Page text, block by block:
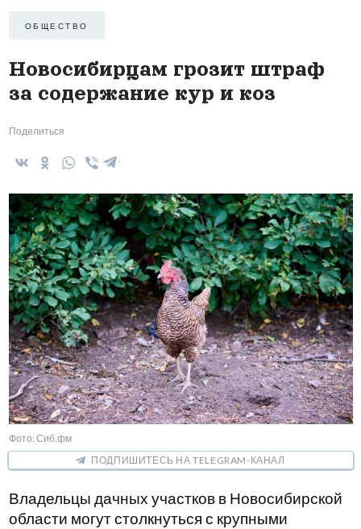
ОБЩЕСТВО
Новосибирцам грозит штраф
за содержание кур и коз
Поделиться
Фото: Сиб.фм
ПОДПИШИТЕСЬ НА TELEGRAM-КАНАЛ
Владельцы дачных участков в Новосибирской
области могут столкнуться с крупными